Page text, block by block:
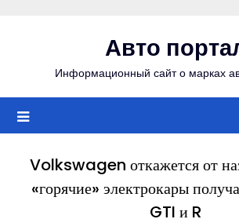
Авто
Информационный сайт о марках
Volkswagen откажется от
«горячие» электрокары
GTI и R